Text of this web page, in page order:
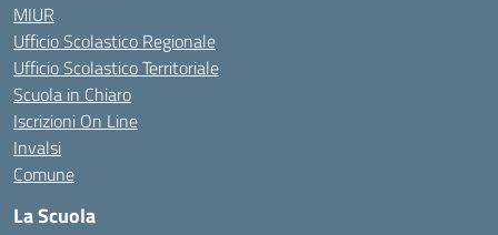
MIUR
Ufficio Scolastico Regionale
Ufficio Scolastico Territoriale
Scuola in Chiaro
Iscrizioni On Line
Invalsi
Comune
La Scuola